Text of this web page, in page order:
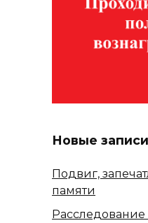
Новые записи
Подвиг,
памяти